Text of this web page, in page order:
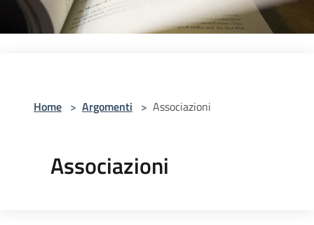
Home > Argomenti > Associazioni
Associazioni